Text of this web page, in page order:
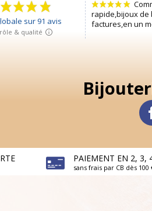
PAIEMENT EN 2, 3,
sans frais par CB dès 100